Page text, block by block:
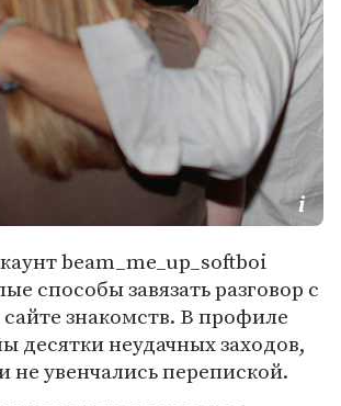
beam_me_up_softboi
способы завязать разговор с
знакомств. В профиле
десятки неудачных заходов,
не увенчались перепиской.